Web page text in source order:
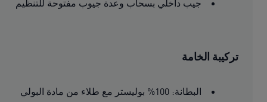
جيب داخلي بسحاب وعدة جيوب مفتوحة للتنظيم
تركيبة الخامة
البطانة: 100% بوليستر مع طلاء من مادة البولي